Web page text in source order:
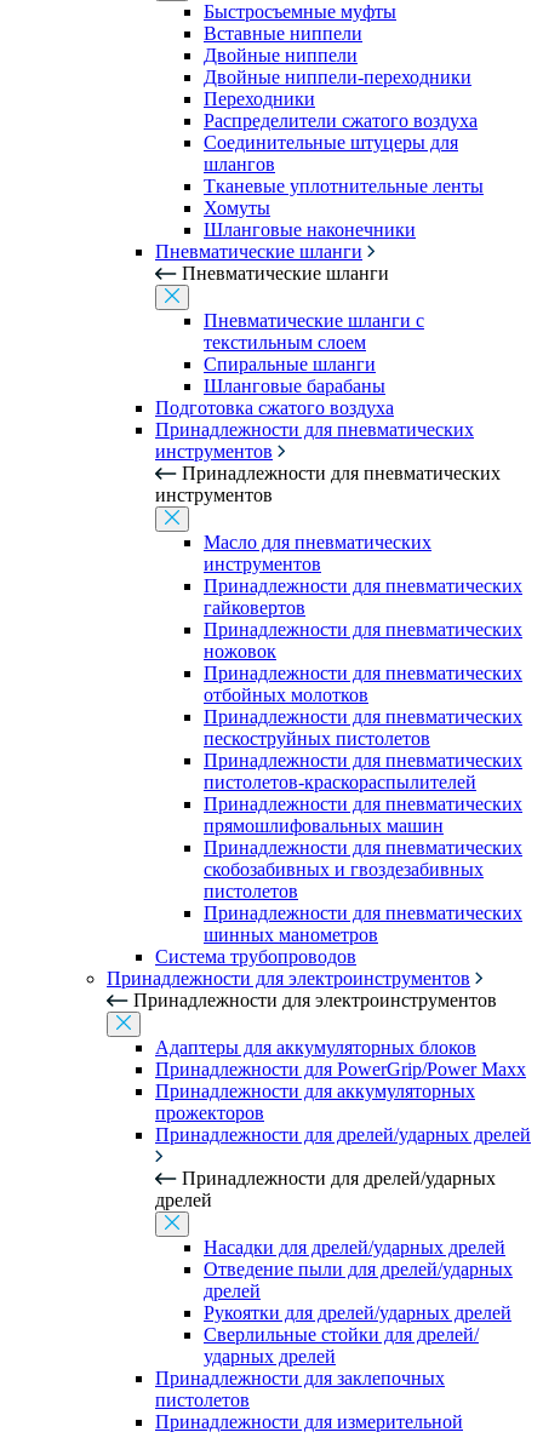
Быстросъемные муфты
Вставные ниппели
Двойные ниппели
Двойные ниппели-переходники
Переходники
Распределители сжатого воздуха
Соединительные штуцеры для
шлангов
Тканевые уплотнительные ленты
Хомуты
Шланговые наконечники
Пневматические шланги
Пневматические шланги
Пневматические шланги с
текстильным слоем
Спиральные шланги
Шланговые барабаны
Подготовка сжатого воздуха
Принадлежности для пневматических
инструментов
Принадлежности для пневматических
инструментов
Масло для пневматических
инструментов
Принадлежности для пневматических
гайковертов
Принадлежности для пневматических
ножовок
Принадлежности для пневматических
отбойных молотков
Принадлежности для пневматических
пескоструйных пистолетов
Принадлежности для пневматических
пистолетов-краскораспылителей
Принадлежности для пневматических
прямошлифовальных машин
Принадлежности для пневматических
скобозабивных и гвоздезабивных
пистолетов
Принадлежности для пневматических
шинных манометров
Система трубопроводов
Принадлежности для электроинструментов
Принадлежности для электроинструментов
Адаптеры для аккумуляторных блоков
Принадлежности для PowerGrip/Power Maxx
Принадлежности для аккумуляторных
прожекторов
Принадлежности для дрелей/ударных дрелей
Принадлежности для дрелей/ударных
дрелей
Насадки для дрелей/ударных дрелей
Отведение пыли для дрелей/ударных
дрелей
Рукоятки для дрелей/ударных дрелей
Сверлильные стойки для дрелей/
ударных дрелей
Принадлежности для заклепочных
пистолетов
Принадлежности для измерительной